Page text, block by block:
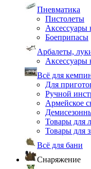
Пневматика
Пистолеты
Аксессуары
Боеприпасы
Арбалеты,
Аксессуары
Всё для
Для
Ручной
Армейское
Товары для
Товары для
Всё для бани
Снаряжение